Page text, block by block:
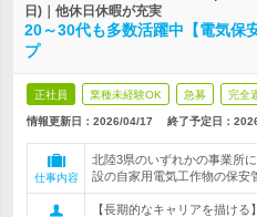
日)｜他休日休暇が充実
20～30代も多数活躍中【電気保
プ
正社員 業種未経験OK 急募 完全
情報更新日：2026/04/17 終了予定日：
仕事内容
北陸3県のいずれかの事業所
設の自家用電気工作物の保安
【長期的なキャリアを描け